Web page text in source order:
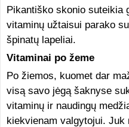
Pikantiško skonio suteikia
vitaminų užtaisui parako
špinatų lapeliai.
Vitaminai po žeme
Po žiemos, kuomet dar
visą savo jėgą šaknyse
vitaminų ir naudingų
kiekvienam valgytojui. Juk